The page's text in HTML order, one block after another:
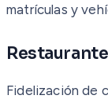
matrículas y
Fidelización de